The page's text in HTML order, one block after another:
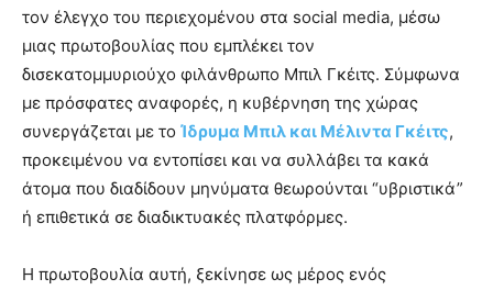
τον έλεγχο του περιεχομένου στα social media, μέσω
μιας πρωτοβουλίας που εμπλέκει τον
δισεκατομμυριούχο φιλάνθρωπο Μπιλ Γκέιτς. Σύμφωνα
με πρόσφατες αναφορές, η κυβέρνηση της χώρας
συνεργάζεται με το Ίδρυμα Μπιλ και Μέλιντα Γκέιτς,
προκειμένου να εντοπίσει και να συλλάβει τα κακά
άτομα που διαδίδουν μηνύματα θεωρούνται “υβριστικά”
ή επιθετικά σε διαδικτυακές πλατφόρμες.
Η πρωτοβουλία αυτή, ξεκίνησε ως μέρος ενός